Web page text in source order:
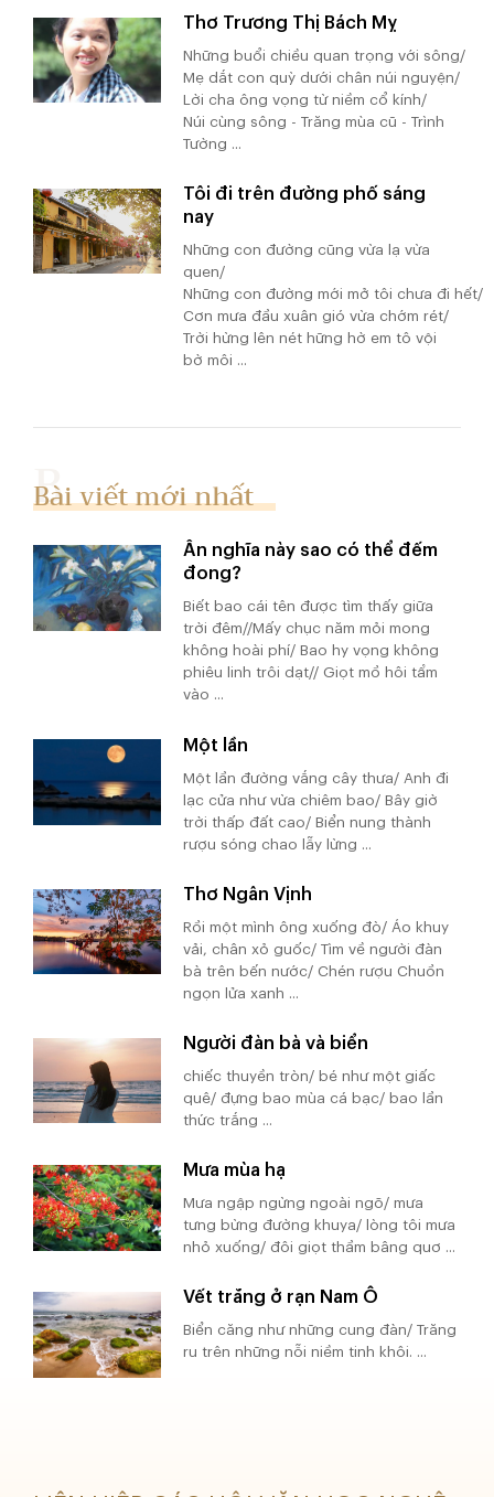
Thơ Trương Thị Bách Mỵ
Những buổi chiều quan trọng với sông/
Mẹ dắt con quỳ dưới chân núi nguyện/
Lời cha ông vọng từ niềm cổ kính/
Núi cùng sông - Trăng mùa cũ - Trình
Tường ...
Tôi đi trên đường phố sáng
nay
Những con đường cũng vừa lạ vừa
quen/
Những con đường mới mở tôi chưa đi hết/
Cơn mưa đầu xuân gió vừa chớm rét/
Trời hừng lên nét hững hờ em tô vội
bờ môi ...
Bài viết mới nhất
Ân nghĩa này sao có thể đếm
đong?
Biết bao cái tên được tìm thấy giữa
trời đêm//Mấy chục năm mỏi mong
không hoài phí/ Bao hy vọng không
phiêu linh trôi dạt// Giọt mồ hôi tẩm
vào ...
Một lần
Một lần đường vắng cây thưa/ Anh đi
lạc cửa như vừa chiêm bao/ Bây giờ
trời thấp đất cao/ Biển nung thành
rượu sóng chao lẫy lừng ...
Thơ Ngân Vịnh
Rồi một mình ông xuống đò/ Áo khuy
vải, chân xỏ guốc/ Tìm về người đàn
bà trên bến nước/ Chén rượu Chuồn
ngọn lửa xanh ...
Người đàn bà và biển
chiếc thuyền tròn/ bé như một giấc
quê/ đựng bao mùa cá bạc/ bao lần
thức trắng ...
Mưa mùa hạ
Mưa ngập ngừng ngoài ngõ/ mưa
tưng bừng đường khuya/ lòng tôi mưa
nhỏ xuống/ đôi giọt thầm bâng quơ ...
Vết trăng ở rạn Nam Ô
Biển căng như những cung đàn/ Trăng
ru trên những nỗi niềm tinh khôi. ...